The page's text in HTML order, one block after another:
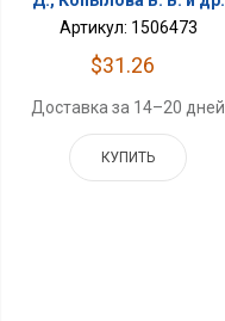
Артикул: 1506473
$31.26
Доставка за 14–20 дней
КУПИТЬ